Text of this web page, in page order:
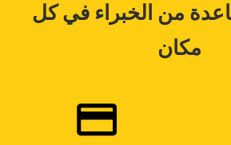
من الخبراء في كل
مكان